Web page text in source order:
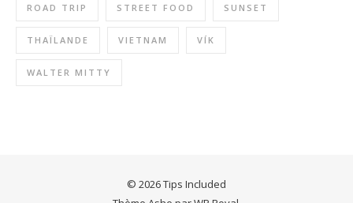
ROAD TRIP STREET FOOD SUNSET
THAÏLANDE VIETNAM VÍK
WALTER MITTY
© 2026 Tips Included